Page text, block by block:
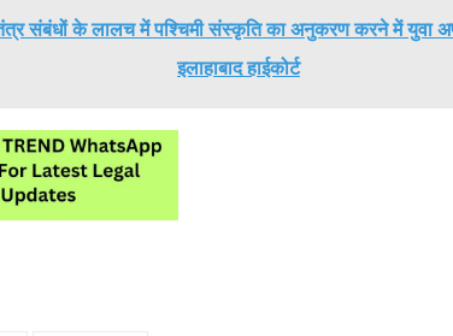
संबंधों के लालच में पश्चिमी संस्कृति का अनुकरण करने में युवा
इलाहाबाद हाईकोर्ट